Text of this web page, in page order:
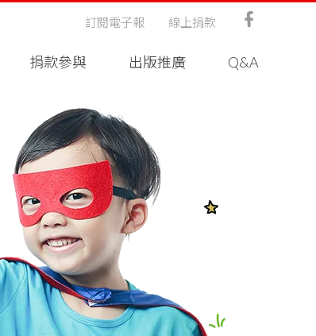
捐款參與 出版推廣 Q&A
訂閱電子報 線上捐款